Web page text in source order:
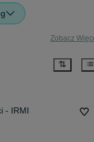
Zobacz
- IRMI